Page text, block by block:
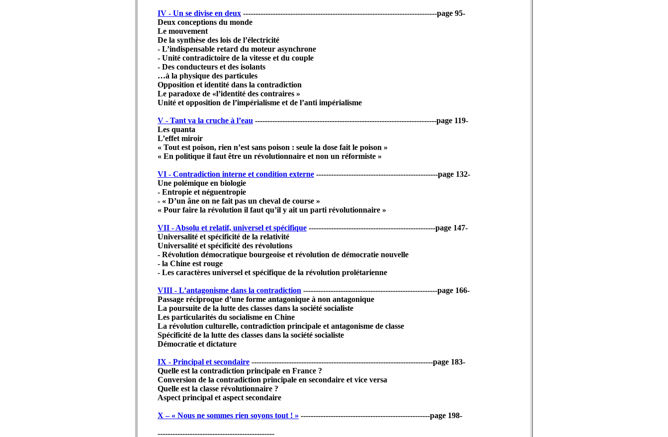
IV - Un se divise en deux ------------------------------------------------------------------------------page 95-
Deux conceptions du monde
Le mouvement
De la synthèse des lois de l’électricité
- L’indispensable retard du moteur asynchrone
- Unité contradictoire de la vitesse et du couple
- Des conducteurs et des isolants
…à la physique des particules
Opposition et identité dans la contradiction
Le paradoxe de «l’identité des contraires »
Unité et opposition de l’impérialisme et de l’anti impérialisme
V - Tant va la cruche à l’eau -------------------------------------------------------------------------page 119-
Les quanta
L’effet miroir
« Tout est poison, rien n’est sans poison : seule la dose fait le poison »
« En politique il faut être un révolutionnaire et non un réformiste »
VI - Contradiction interne et condition externe -------------------------------------------------page 132-
Une polémique en biologie
- Entropie et néguentropie
- « D’un âne on ne fait pas un cheval de course »
« Pour faire la révolution il faut qu’il y ait un parti révolutionnaire »
VII - Absolu et relatif, universel et spécifique ---------------------------------------------------page 147-
Universalité et spécificité de la relativité
Universalité et spécificité des révolutions
- Révolution démocratique bourgeoise et révolution de démocratie nouvelle
- la Chine est rouge
- Les caractères universel et spécifique de la révolution prolétarienne
VIII - L’antagonisme dans la contradiction ------------------------------------------------------page 166-
Passage réciproque d’une forme antagonique à non antagonique
La poursuite de la lutte des classes dans la société socialiste
Les particularités du socialisme en Chine
La révolution culturelle, contradiction principale et antagonisme de classe
Spécificité de la lutte des classes dans la société socialiste
Démocratie et dictature
IX - Principal et secondaire -------------------------------------------------------------------------page 183-
Quelle est la contradiction principale en France ?
Conversion de la contradiction principale en secondaire et vice versa
Quelle est la classe révolutionnaire ?
Aspect principal et aspect secondaire
X – « Nous ne sommes rien soyons tout ! » ----------------------------------------------------page 198-
-----------------------------------------------